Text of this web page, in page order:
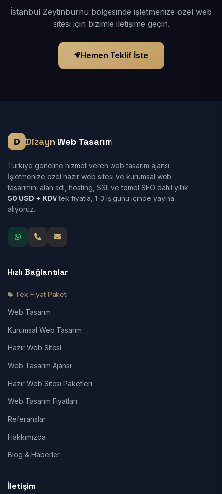
İstanbul Zeytinburnu bölgesinde işletmenize özel web
sitesi için bizimle iletişime geçin.
Hemen Teklif İste
Dizayn Web Tasarım
Türkiye geneline hizmet veren web tasarım ajansı.
İşletmenize özel hazır web sitesi ve kurumsal web
tasarımını alan adı, hosting, SSL ve temel SEO dahil yıllık
50 USD + KDVtek fiyatla, 1-3 iş günü içinde yayına
alıyoruz.
Hızlı Bağlantılar
Tek Fiyat Paketi
Web Tasarım
Kurumsal Web Tasarım
Hazır Web Sitesi
Web Tasarım Ajansı
Hazır Web Sitesi Paketleri
Web Tasarım Fiyatları
Referanslar
Hakkımızda
Blog & Haberler
İletişim